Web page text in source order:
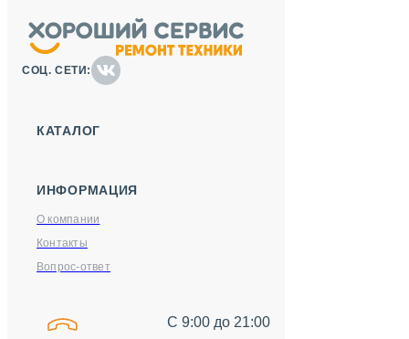
СОЦ. СЕТИ:
КАТАЛОГ
ИНФОРМАЦИЯ
О компании
Контакты
Вопрос-ответ
С 9:00 до 21:00